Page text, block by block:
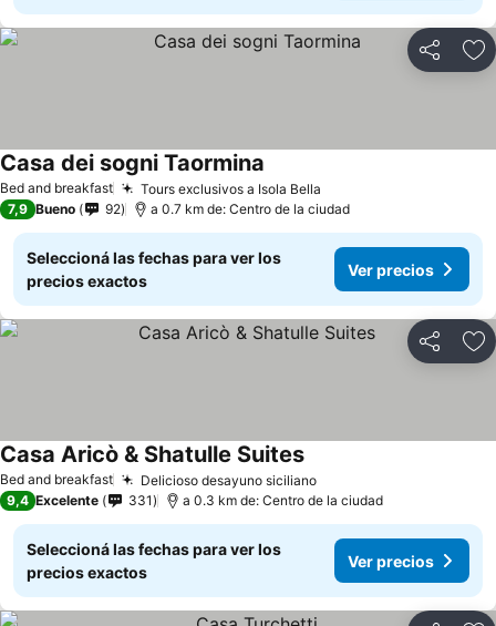
Compartir
Bed and breakfast Tours exclusivos a Isola Bella
Casa dei sogni Taormina
7,9 Bueno 92 a 0.7 km de: Centro de la ciudad
Seleccioná las fechas para ver los
precios exactos
Ver precios
Compartir
Bed and breakfast Delicioso desayuno siciliano
Casa Aricò & Shatulle Suites
9,4 Excelente 331 a 0.3 km de: Centro de la ciudad
Seleccioná las fechas para ver los
precios exactos
Ver precios